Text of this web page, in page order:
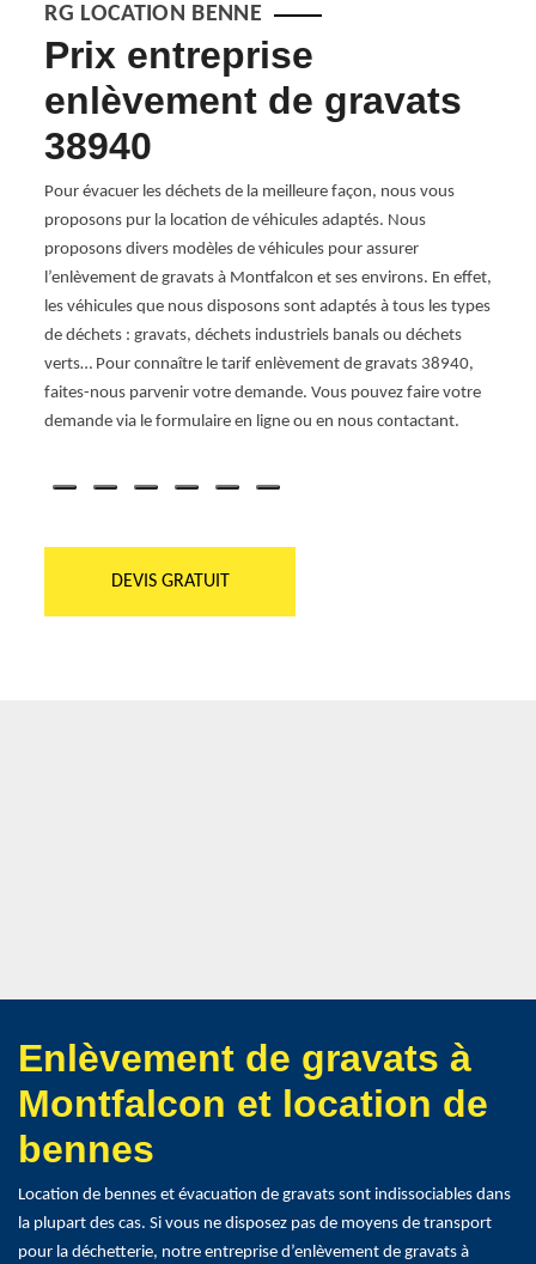
RG LOCATION BENNE
Prix entreprise
enlèvement de gravats
38940
Pour évacuer les déchets de la meilleure façon, nous vous
proposons pur la location de véhicules adaptés. Nous
proposons divers modèles de véhicules pour assurer
l’enlèvement de gravats à Montfalcon et ses environs. En effet,
les véhicules que nous disposons sont adaptés à tous les types
de déchets : gravats, déchets industriels banals ou déchets
verts… Pour connaître le tarif enlèvement de gravats 38940,
faites-nous parvenir votre demande. Vous pouvez faire votre
demande via le formulaire en ligne ou en nous contactant.
DEVIS GRATUIT
Enlèvement de gravats à
Montfalcon et location de
bennes
Location de bennes et évacuation de gravats sont indissociables dans
la plupart des cas. Si vous ne disposez pas de moyens de transport
pour la déchetterie, notre entreprise d’enlèvement de gravats à